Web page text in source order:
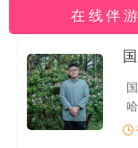
在 线 伴 游